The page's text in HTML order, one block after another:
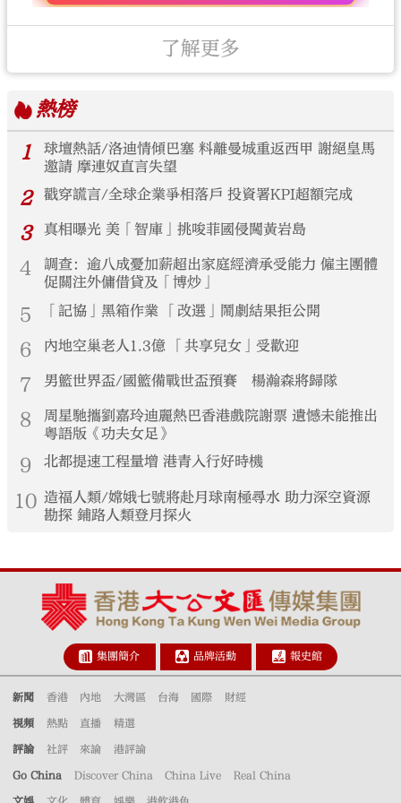
了解更多
熱榜
1
球壇熱話/洛迪情傾巴塞 料離曼城重返西甲 謝絕皇馬
邀請 摩連奴直言失望
2 戳穿謊言/全球企業爭相落戶 投資署KPI超額完成
3 真相曝光 美「智庫」挑唆菲國侵闖黃岩島
4
調查：逾八成憂加薪超出家庭經濟承受能力 僱主團體
促關注外傭借貸及「博炒」
5 「記協」黑箱作業 「改選」鬧劇結果拒公開
6 內地空巢老人1.3億 「共享兒女」受歡迎
7 男籃世界盃/國籃備戰世盃預賽 楊瀚森將歸隊
8
周星馳攜劉嘉玲迪麗熱巴香港戲院謝票 遺憾未能推出
粵語版《功夫女足》
9 北都提速工程量增 港青入行好時機
10 造福人類/嫦娥七號將赴月球南極尋水 助力深空資源
勘探 鋪路人類登月探火
集團簡介 品牌活動 報史館
新聞 香港 內地 大灣區 台海 國際 財經
視頻 熱點 直播 精選
評論 社評 來論 港評論
Go China Discover China China Live Real China